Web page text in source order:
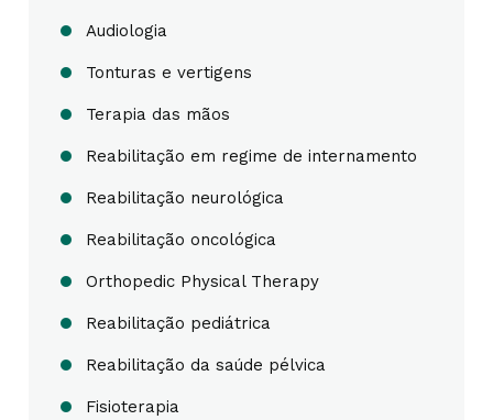
Audiologia
Tonturas e vertigens
Terapia das mãos
Reabilitação em regime de internamento
Reabilitação neurológica
Reabilitação oncológica
Orthopedic Physical Therapy
Reabilitação pediátrica
Reabilitação da saúde pélvica
Fisioterapia